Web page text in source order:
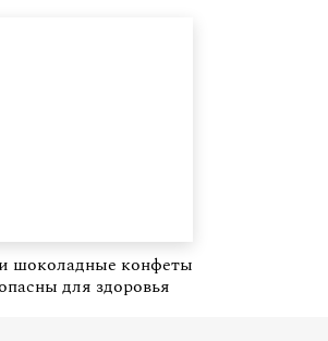
шоколадные конфеты
для здоровья